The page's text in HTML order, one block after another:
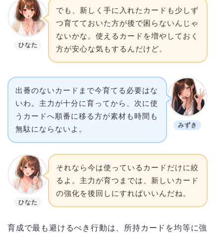
ひなた
でも、新しく手に入れたカードも少しず
つ育てておいた方が後で困らないんじゃ
ないかな。使えるカードを増やしておく
方が安心な気もするんだけど。
みずき
出番のないカードまで今育てる必要はな
いわ。主力が十分に育ってから、次に使
うカードへ順番に移る方が素材も時間も
無駄にならないよ。
ひなた
それなら今は使っているカードだけに絞
るよ。主力が育つまでは、新しいカード
の強化を後回しにすればいいんだね。
育成で最も避けるべき行動は、所持カードを均等に強